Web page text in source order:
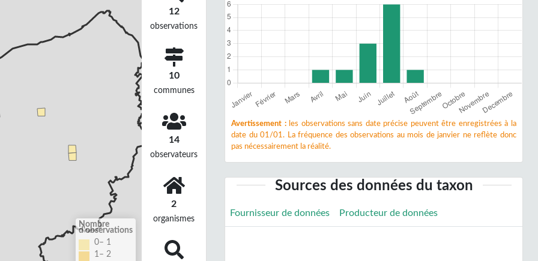
Nombre
d'observations
0– 1
1– 2
12
observations
10
communes
14
observateurs
2
organismes
Avertissement :les observations sans date précise peuvent être enregistrées à la
date du 01/01. La fréquence des observations au mois de janvier ne reflète donc
pas nécessairement la réalité.
Sources des données du taxon
Fournisseur de données Producteur de données